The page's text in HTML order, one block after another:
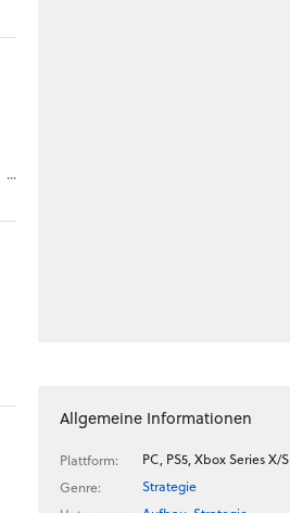
Allgemeine Informationen
Plattform:
PC, PS5, Xbox Series X/S
Genre:
Strategie